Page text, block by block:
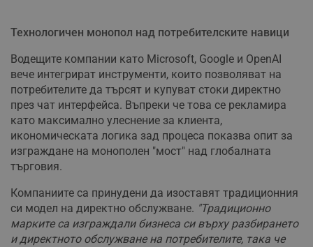
Технологичен монопол над потребителските навици
Водещите компании като Microsoft, Google и OpenAI
вече интегрират инструменти, които позволяват на
потребителите да търсят и купуват стоки директно
през чат интерфейса. Въпреки че това се рекламира
като максимално улеснение за клиента,
икономическата логика зад процеса показва опит за
изграждане на монополен "мост" над глобалната
търговия.
Компаниите са принудени да изоставят традиционния
си модел на директно обслужване. "Традиционно
марките са изграждали бизнеса си върху разбирането
и директното обслужване на потребителите, така че